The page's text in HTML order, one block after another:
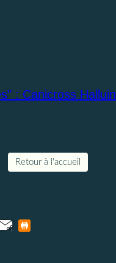
: Canicross
Retour à l'accueil